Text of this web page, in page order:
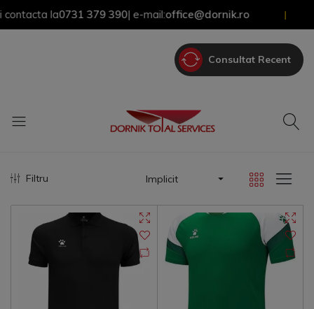
la0731 379 390 | e-mail:office@dornik.ro
Consultat Recent
Filtru Implicit